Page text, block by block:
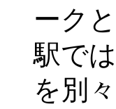
ーク
駅で
を別